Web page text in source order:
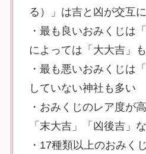
る）」は吉と凶が交互
・最も良いおみくじは
によっては「大大吉」
・最も悪いおみくじは
していない神社も多い
・おみくじのレア度が
「末大吉」「凶後吉」
・17種類以上のおみく